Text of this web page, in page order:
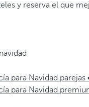
y reserva el que
para Navidad
para Navidad